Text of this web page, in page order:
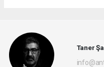
Taner